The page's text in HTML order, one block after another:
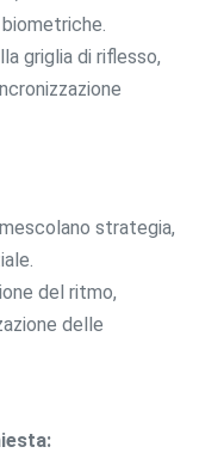
griglia di riflesso,
strategia,
del ritmo,
delle